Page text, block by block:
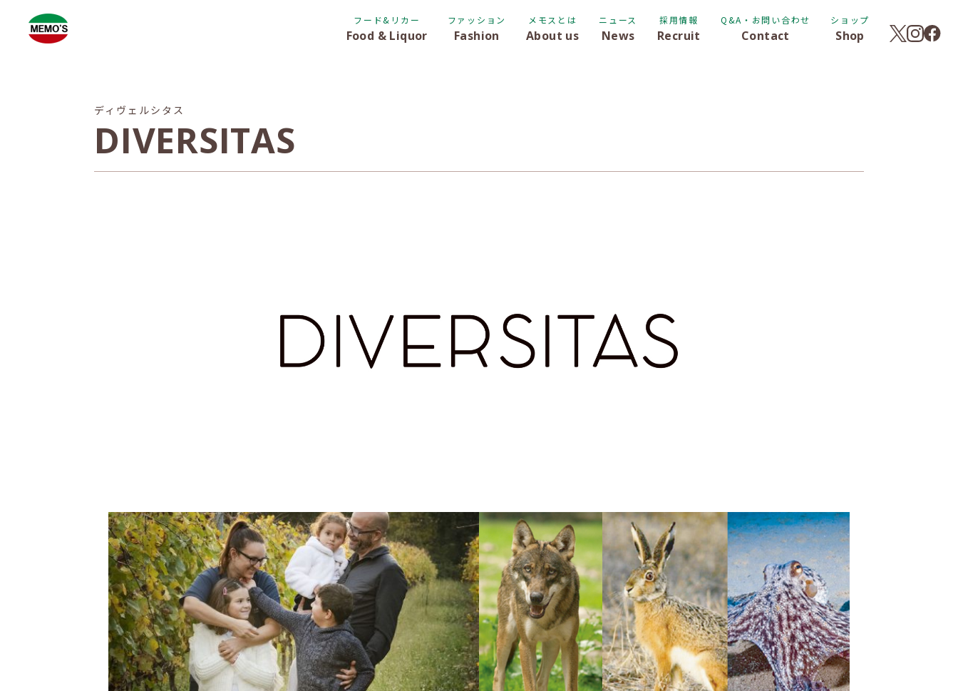
フード&リカー
Food & Liquor
ファッション
Fashion
メモスとは
About us
ニュース
News
採用情報
Recruit
Q&A・お問い合わせ
Contact
ショップ
Shop
ディヴェルシタス
DIVERSITAS